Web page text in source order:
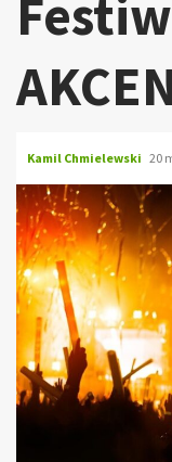
Kamil Chmielewski 20